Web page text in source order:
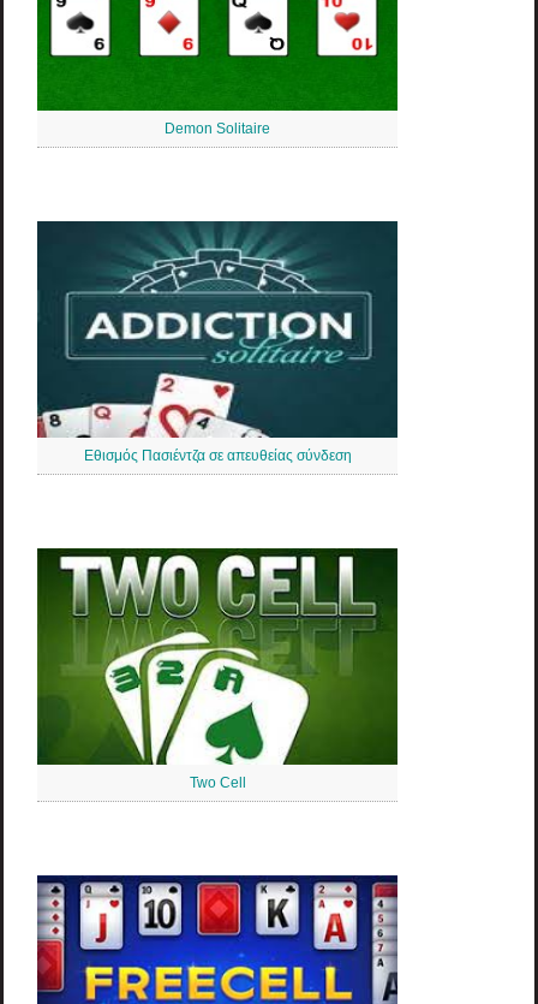
Demon Solitaire
Εθισμός Πασιέντζα σε απευθείας σύνδεση
Two Cell